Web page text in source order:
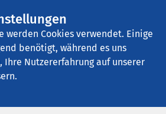
werden Cookies verwendet. Einige
benötigt, während es uns
Ihre Nutzererfahrung auf unserer
- Klinik für